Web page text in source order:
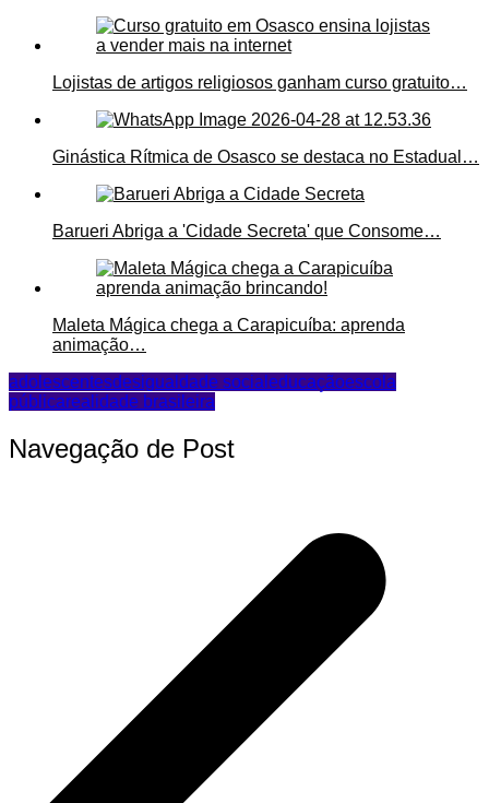
Lojistas de artigos religiosos ganham curso gratuito…
Ginástica Rítmica de Osasco se destaca no Estadual…
Barueri Abriga a 'Cidade Secreta' que Consome…
Maleta Mágica chega a Carapicuíba: aprenda
animação…
adolescentesdesigualdade social educaçãoescola
públicarealidade brasileira
Navegação de Post